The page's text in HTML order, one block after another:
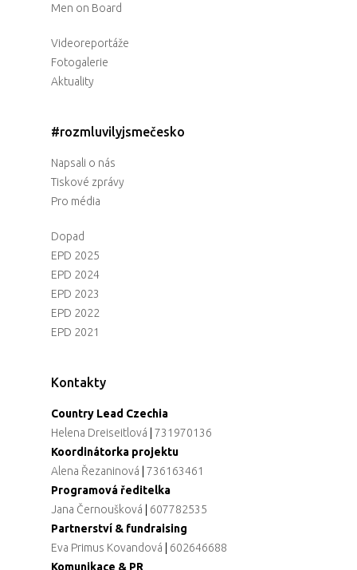
Men on Board
Videoreportáže
Fotogalerie
Aktuality
#rozmluvilyjsmečesko
Napsali o nás
Tiskové zprávy
Pro média
Dopad
EPD 2025
EPD 2024
EPD 2023
EPD 2022
EPD 2021
Kontakty
Country Lead Czechia
Helena Dreiseitlová
731970136
Koordinátorka projektu
Alena Řezaninová
736163461
Programová ředitelka
Jana Černoušková
607782535
Partnerství & fundraising
Eva Primus Kovandová
602646688
Komunikace & PR